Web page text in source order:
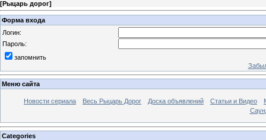
[Рыцарь дорог]
Форма входа
Логин:
Пароль:
запомнить
Меню сайта
Новости сериала Весь Рыцарь Дорог Доска объявлений Статьи и Видео
Categories